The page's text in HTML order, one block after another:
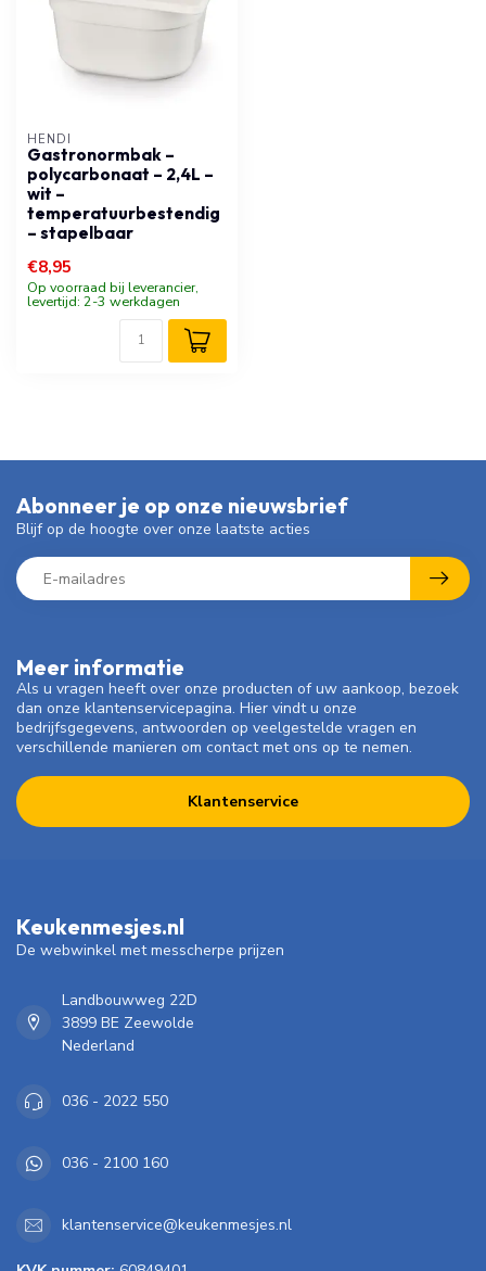
HENDI
Gastronormbak –
polycarbonaat – 2,4L –
wit –
temperatuurbestendig
– stapelbaar
€8,95
Op voorraad bij leverancier,
levertijd: 2-3 werkdagen
Meer informatie
Als u vragen heeft over onze producten of uw aankoop, bezoek
dan onze klantenservicepagina. Hier vindt u onze
bedrijfsgegevens, antwoorden op veelgestelde vragen en
verschillende manieren om contact met ons op te nemen.
Klantenservice
Abonneer je op onze nieuwsbrief
Blijf op de hoogte over onze laatste acties
Keukenmesjes.nl
De webwinkel met messcherpe prijzen
Landbouwweg 22D
3899 BE Zeewolde
Nederland
036 - 2022 550
036 - 2100 160
klantenservice@keukenmesjes.nl